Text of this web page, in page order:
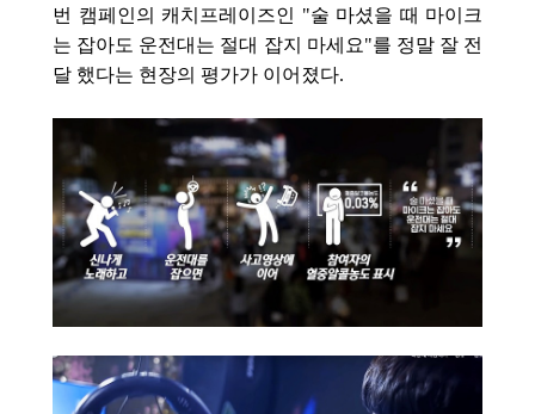
번 캠페인의 캐치프레이즈인 "술 마셨을 때 마이크
는 잡아도 운전대는 절대 잡지 마세요"를 정말 잘 전
달 했다는 현장의 평가가 이어졌다.